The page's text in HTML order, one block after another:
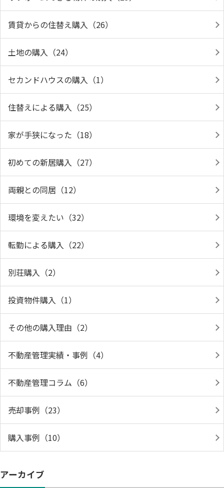
賃貸からの住替え購入（26）
土地の購入（24）
セカンドハウスの購入（1）
住替えによる購入（25）
家が手狭になった（18）
初めての新居購入（27）
両親との同居（12）
環境を変えたい（32）
転勤による購入（22）
別荘購入（2）
投資物件購入（1）
その他の購入理由（2）
不動産管理実績・事例（4）
不動産管理コラム（6）
売却事例（23）
購入事例（10）
アーカイブ